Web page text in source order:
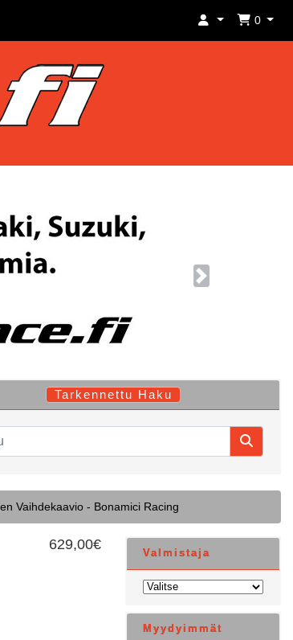
0
Next
Tarkennettu Haku
Vaihdekaavio - Bonamici Racing
629,00€
Valmistaja
Myydyimmät